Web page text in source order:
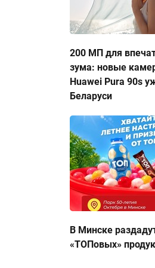
200 МП для
зума: новые
Huawei Pura 90s
Беларуси
В Минске
«ТОПовых»